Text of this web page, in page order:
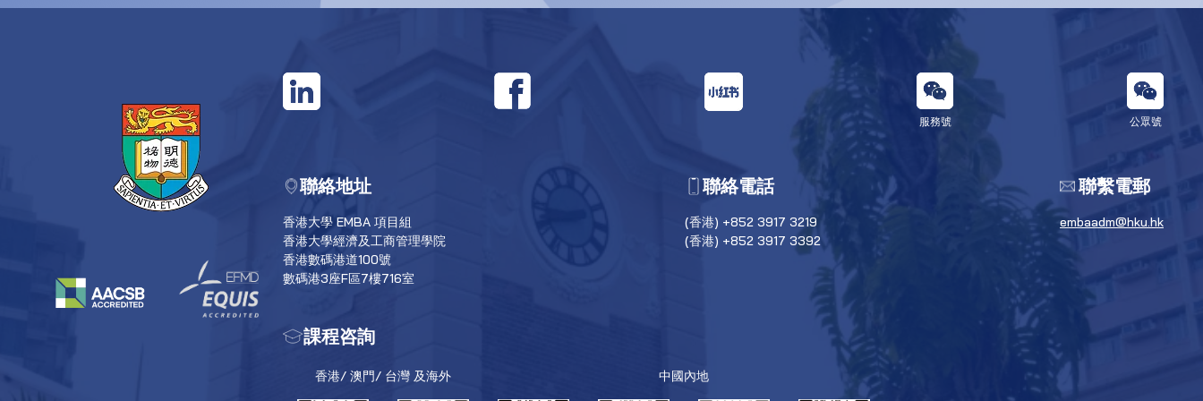
服務號 公眾號
聯絡地址
香港大學 EMBA 項目組
香港大學經濟及工商管理學院
香港數碼港道100號
數碼港3座F區7樓716室
聯絡電話
(香港) +852 3917 3219
(香港) +852 3917 3392
聯繫電郵
embaadm@hku.hk
課程咨詢
香港/ 澳門/ 台灣 及海外 中國內地